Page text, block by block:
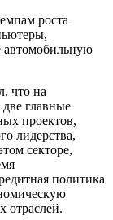
роста
автомобильную
что на
главные
проектов,
лидерства,
секторе,
политика
отраслей.